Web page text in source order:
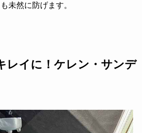
未然に防げます。
レイに！ケレン・サンデ